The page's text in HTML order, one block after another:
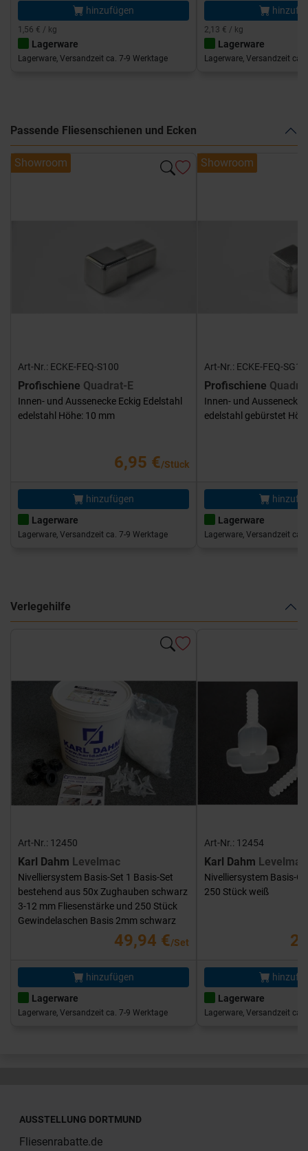
hinzufügen
1,56 € / kg
Lagerware
Lagerware, Versandzeit ca. 7-9 Werktage
2,13 € / kg
Lagerware
Lagerware, Versandzeit ca.
Passende Fliesenschienen und Ecken
Showroom
Art-Nr.: ECKE-FEQ-S100
Profischiene Quadrat-E
Innen- und Aussenecke Eckig Edelstahl
edelstahl Höhe: 10 mm
6,95 €/Stück
hinzufügen
Lagerware
Lagerware, Versandzeit ca. 7-9 Werktage
Showroom
Art-Nr.: ECKE-FEQ-
Profischiene
Innen- und Aussenecke
edelstahl gebürstet
Lagerware
Lagerware, Versandzeit ca.
Verlegehilfe
Art-Nr.: 12450
Karl Dahm Levelmac
Nivelliersystem Basis-Set 1 Basis-Set
bestehend aus 50x Zughauben schwarz
3-12 mm Fliesenstärke und 250 Stück
Gewindelaschen Basis 2mm schwarz
49,94 €/Set
hinzufügen
Lagerware
Lagerware, Versandzeit ca. 7-9 Werktage
Art-Nr.: 12454
Karl Dahm Levelmac
Nivelliersystem Basis-
250 Stück weiß
Lagerware
Lagerware, Versandzeit ca.
AUSSTELLUNG DORTMUND
Fliesenrabatte.de